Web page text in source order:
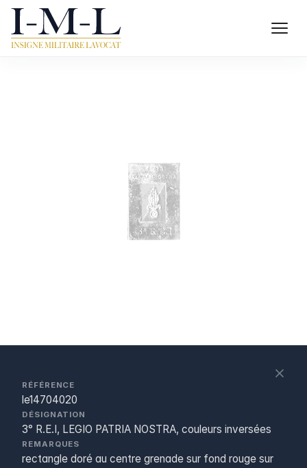
RÉFÉRENCE
le14704020
DÉSIGNATION
3° R.E.I, LEGIO PATRIA NOSTRA, couleurs inversées
REMARQUES
rectangle doré au centre grenade sur fond rouge sur